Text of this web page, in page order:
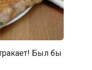
Был бы